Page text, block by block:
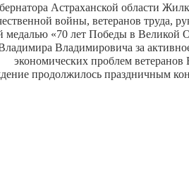
Астраханской области
войны, ветеранов труда,
«70 лет Победы в Великой
Владимировича за
экономических проблем
продолжилось праздничным